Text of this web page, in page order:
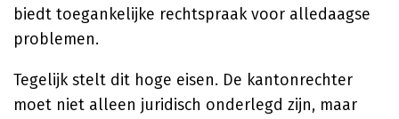
biedt toegankelijke rechtspraak voor alledaagse
problemen.
Tegelijk stelt dit hoge eisen. De kantonrechter
moet niet alleen juridisch onderlegd zijn, maar